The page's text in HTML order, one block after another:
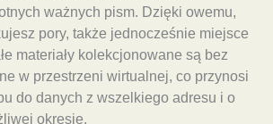
ważnych pism. Dzięki owemu,
pory, także jednocześnie miejsce
materiały kolekcjonowane są bez
w przestrzeni wirtualnej, co przynosi
do danych z wszelkiego adresu i o
okresie.